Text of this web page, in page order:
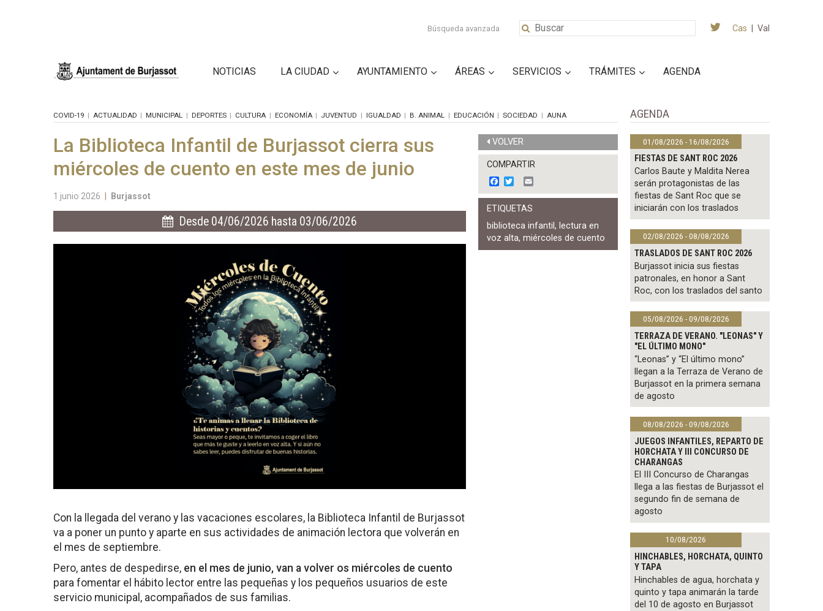
Búsqueda avanzada Cas Val
NOTICIAS LA CIUDAD AYUNTAMIENTO ÁREAS SERVICIOS TRÁMITES AGENDA
COVID-19 ACTUALIDAD MUNICIPAL DEPORTES CULTURA ECONOMÍA JUVENTUD IGUALDAD B. ANIMAL EDUCACIÓN SOCIEDAD AUNA
La Biblioteca Infantil de Burjassot cierra sus
miércoles de cuento en este mes de junio
1 junio 2026 Burjassot
Desde 04/06/2026 hasta 03/06/2026
Con la llegada del verano y las vacaciones escolares, la Biblioteca Infantil de Burjassot
va a poner un punto y aparte en sus actividades de animación lectora que volverán en
el mes de septiembre.
Pero, antes de despedirse, en el mes de junio, van a volver os miércoles de cuento
para fomentar el hábito lector entre las pequeñas y los pequeños usuarios de este
servicio municipal, acompañados de sus familias.
VOLVER
COMPARTIR
F
a
c
e
b
o
o
k
w
i
t
e
r
m
a
l
ETIQUETAS
biblioteca infantil, lectura en
voz alta,miércoles de cuento
AGENDA
01/08/2026 - 16/08/2026
FIESTAS DE SANT ROC 2026
Carlos Baute y Maldita Nerea
serán protagonistas de las
fiestas de Sant Roc que se
iniciarán con los traslados
02/08/2026 - 08/08/2026
TRASLADOS DE SANT ROC 2026
Burjassot inicia sus fiestas
patronales, en honor a Sant
Roc, con los traslados del santo
05/08/2026 - 09/08/2026
TERRAZA DE VERANO. "LEONAS" Y
"EL ÚLTIMO MONO"
“Leonas” y “El último mono”
llegan a la Terraza de Verano de
Burjassot en la primera semana
de agosto
08/08/2026 - 09/08/2026
JUEGOS INFANTILES, REPARTO DE
HORCHATA Y III CONCURSO DE
CHARANGAS
El III Concurso de Charangas
llega a las fiestas de Burjassot el
segundo fin de semana de
agosto
10/08/2026
HINCHABLES, HORCHATA, QUINTO
Y TAPA
Hinchables de agua, horchata y
quinto y tapa animarán la tarde
del 10 de agosto en Burjassot